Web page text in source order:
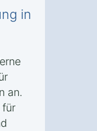
in
an.
für